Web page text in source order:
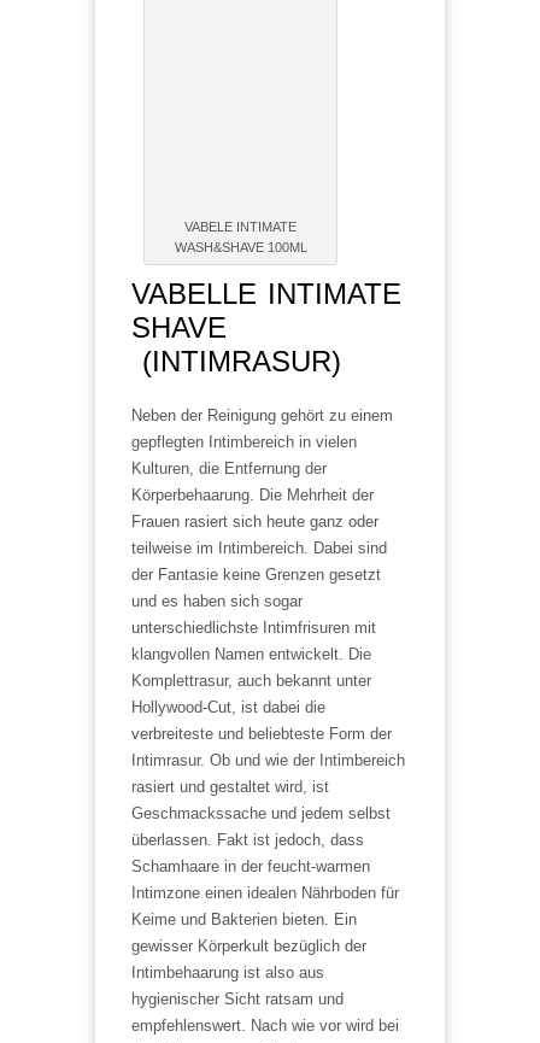
VABELE INTIMATE
WASH&SHAVE 100ML
VABELLE INTIMATE
SHAVE
(INTIMRASUR)
Neben der Reinigung gehört zu einem
gepflegten Intimbereich in vielen
Kulturen, die Entfernung der
Körperbehaarung. Die Mehrheit der
Frauen rasiert sich heute ganz oder
teilweise im Intimbereich. Dabei sind
der Fantasie keine Grenzen gesetzt
und es haben sich sogar
unterschiedlichste Intimfrisuren mit
klangvollen Namen entwickelt. Die
Komplettrasur, auch bekannt unter
Hollywood-Cut, ist dabei die
verbreiteste und beliebteste Form der
Intimrasur. Ob und wie der Intimbereich
rasiert und gestaltet wird, ist
Geschmackssache und jedem selbst
überlassen. Fakt ist jedoch, dass
Schamhaare in der feucht-warmen
Intimzone einen idealen Nährboden für
Keime und Bakterien bieten. Ein
gewisser Körperkult bezüglich der
Intimbehaarung ist also aus
hygienischer Sicht ratsam und
empfehlenswert. Nach wie vor wird bei